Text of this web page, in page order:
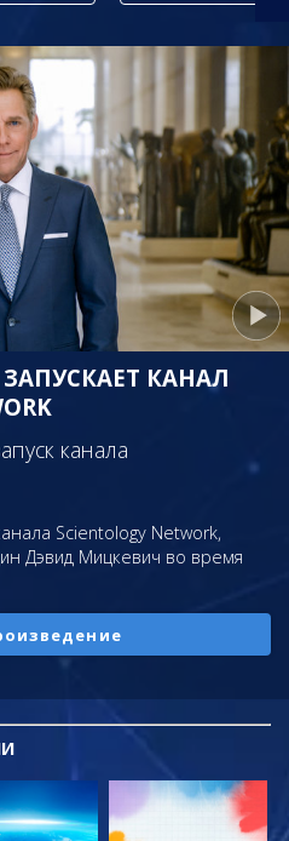
КАНАЛ
канала
Scientology Network,
Дэвид Мицкевич во время